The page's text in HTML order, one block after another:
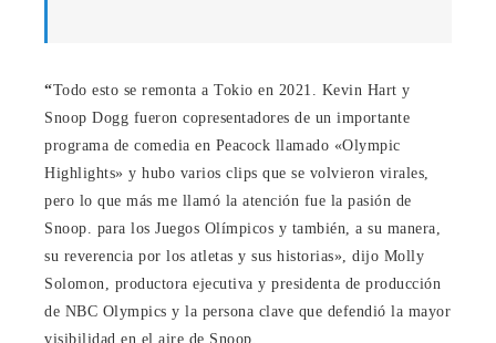
“Todo esto se remonta a Tokio en 2021. Kevin Hart y
Snoop Dogg fueron copresentadores de un importante
programa de comedia en Peacock llamado «Olympic
Highlights» y hubo varios clips que se volvieron virales,
pero lo que más me llamó la atención fue la pasión de
Snoop. para los Juegos Olímpicos y también, a su manera,
su reverencia por los atletas y sus historias», dijo Molly
Solomon, productora ejecutiva y presidenta de producción
de NBC Olympics y la persona clave que defendió la mayor
visibilidad en el aire de Snoop.